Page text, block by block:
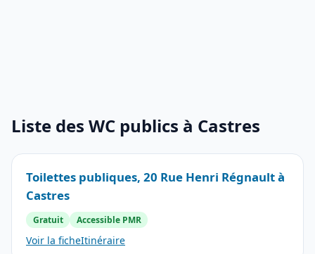
Liste des WC publics à Castres
Toilettes publiques, 20 Rue Henri Régnault à
Castres
Gratuit Accessible PMR
Voir la ficheItinéraire